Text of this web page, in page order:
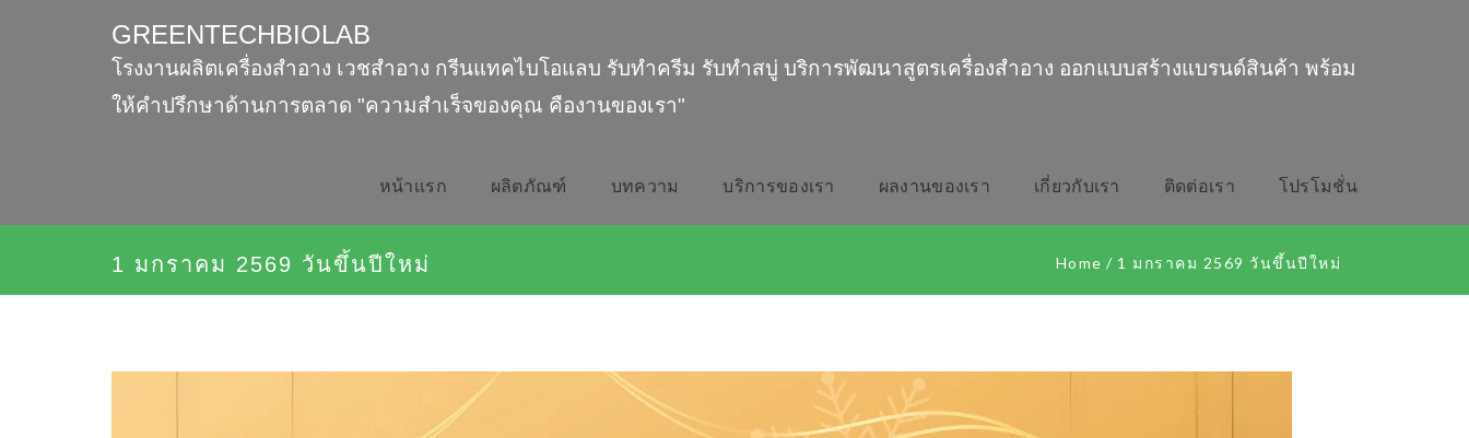
GREENTECHBIOLAB
โรงงานผลิตเครื่องสำอาง เวชสำอาง กรีนแทคไบโอแลบ รับทำครีม รับทำสบู่ บริการพัฒนาสูตรเครื่องสำอาง ออกแบบสร้างแบรนด์สินค้า พร้อม
ให้คำปรึกษาด้านการตลาด "ความสำเร็จของคุณ คืองานของเรา"
หน้าเเรก ผลิตภัณฑ์ บทความ บริการของเรา ผลงานของเรา เกี่ยวกับเรา ติดต่อเรา โปรโมชั่น
1 มกราคม 2569 วันขึ้นปีใหม่ Home / 1 มกราคม 2569 วันขึ้นปีใหม่